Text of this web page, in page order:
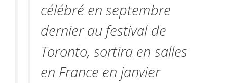
célébré en septembre
dernier au festival de
Toronto, sortira en salles
en France en janvier